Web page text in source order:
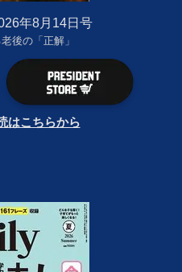
年8月14日号
後の「正解」
はこちらから